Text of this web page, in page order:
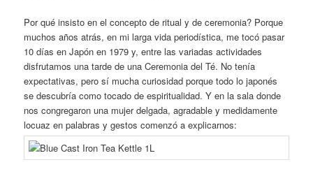
Por qué insisto en el concepto de ritual y de ceremonia? Porque
muchos años atrás, en mi larga vida periodística, me tocó pasar
10 días en Japón en 1979 y, entre las variadas actividades
disfrutamos una tarde de una Ceremonia del Té. No tenía
expectativas, pero sí mucha curiosidad porque todo lo japonés
se descubría como tocado de espiritualidad. Y en la sala donde
nos congregaron una mujer delgada, agradable y medidamente
locuaz en palabras y gestos comenzó a explicarnos: